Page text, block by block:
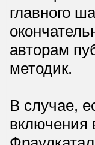
главного
авторам
методик.
В случае,
включения